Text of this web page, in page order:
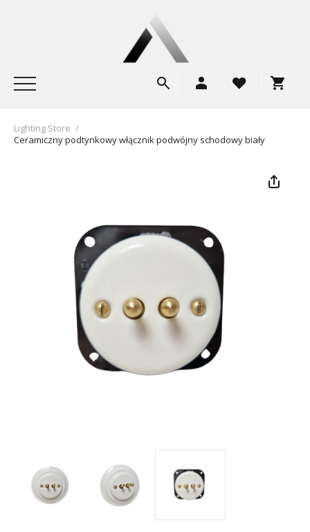
Lighting Store /
Ceramiczny podtynkowy włącznik podwójny schodowy biały